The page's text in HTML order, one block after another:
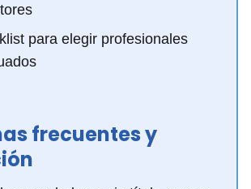
para elegir profesionales
frecuentes y